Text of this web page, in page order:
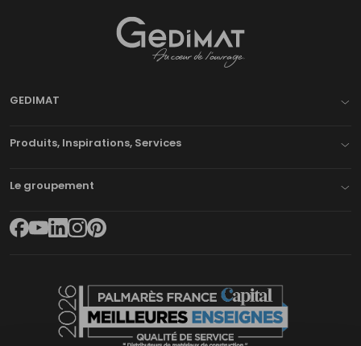
GEDIMAT
Produits, Inspirations, Services
Le groupement